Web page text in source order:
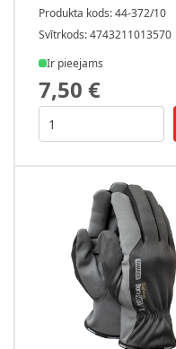
Produkta kods: 44-372/10
Svītrkods: 4743211013570
Ir pieejams
7,50 €